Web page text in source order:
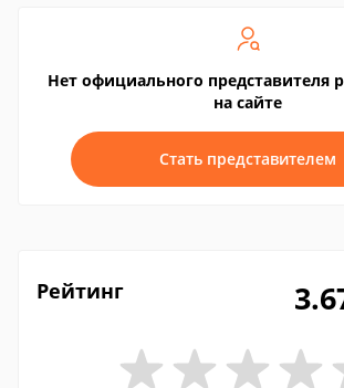
Нет официального представителя
на сайте
Стать представителем
Рейтинг